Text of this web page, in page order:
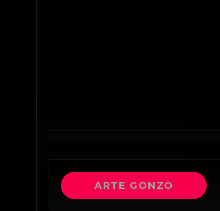
ARTE GONZO